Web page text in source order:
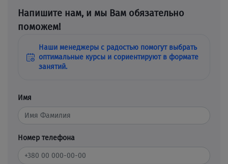
Напишите нам, и мы Вам обязательно
поможем!
Наши менеджеры с радостью помогут выбрать
оптимальные курсы и сориентируют в формате
занятий.
Имя
Номер телефона